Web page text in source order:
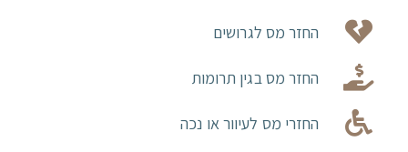
החזר מס לגרושים
החזר מס בגין תרומות
החזרי מס לעיוור או נכה